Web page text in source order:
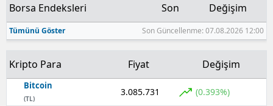
Borsa Endeksleri Son Değişim
Tümünü Göster Son Güncellenme: 07.08.2026 12:00
Kripto Para Fiyat Değişim
Bitcoin
(TL)
3.085.731 (0.393%)